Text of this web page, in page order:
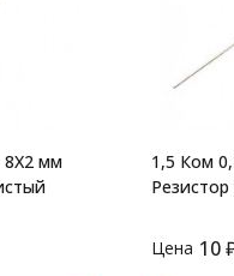
8X2 мм
1,5 Ком
Цена 10